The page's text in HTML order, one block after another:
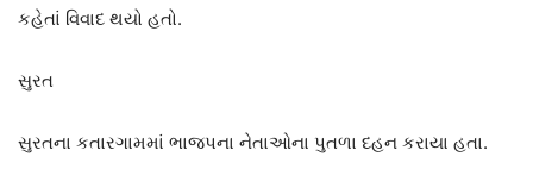
કહેતાં વિવાદ થયો હતો.
સુરત
સુરતના કતારગામમાં ભાજપના નેતાઓના પુતળા દહન કરાયા હતા.